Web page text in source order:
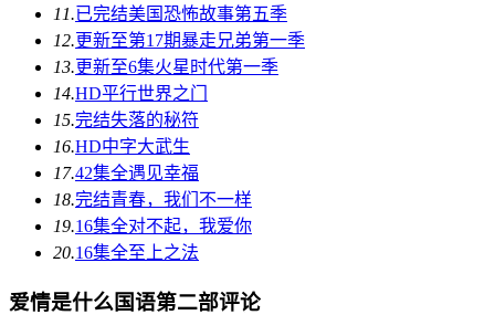
11.已完结美国恐怖故事第五季
12.更新至第17期暴走兄弟第一季
13.更新至6集火星时代第一季
14.HD平行世界之门
15.完结失落的秘符
16.HD中字大武生
17.42集全遇见幸福
18.完结青春，我们不一样
19.16集全对不起，我爱你
20.16集全至上之法
爱情是什么国语第二部评论